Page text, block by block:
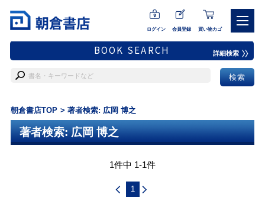
ログイン 会員登録 買い物カゴ
BOOK SEARCH 詳細検索
朝倉書店TOP 著者検索: 広岡 博之
著者検索: 広岡 博之
1件中 1-1件
1